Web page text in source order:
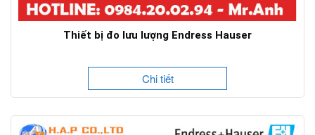
Thiết bị đo lưu lượng Endress Hauser
Chi tiết